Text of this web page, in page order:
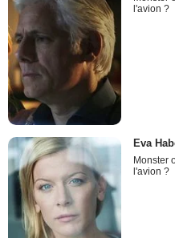
l'avion ?
Eva
Monster
l'avion ?